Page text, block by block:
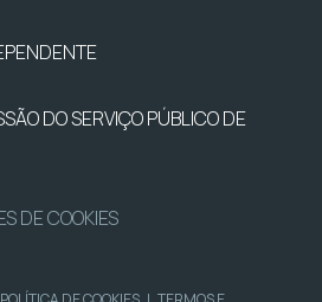
DO SERVIÇO PÚBLICO DE
DE COOKIES